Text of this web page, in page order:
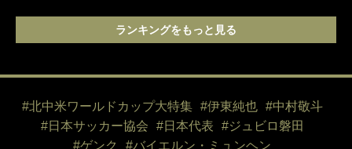
ランキングをもっと見る
#北中米ワールドカップ大特集 #伊東純也
#中村敬斗
#日本サッカー協会
#日本代表
#ジュビロ磐田
#ゲンク
#バイエルン・ミュンヘン